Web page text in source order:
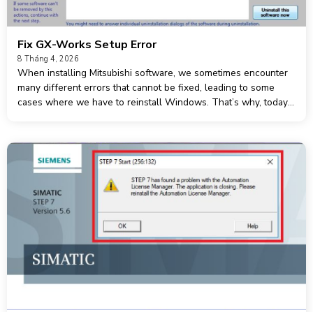
Fix GX-Works Setup Error
8 Tháng 4, 2026
When installing Mitsubishi software, we sometimes encounter
many different errors that cannot be fixed, leading to some
cases where we have to reinstall Windows. That’s why, today